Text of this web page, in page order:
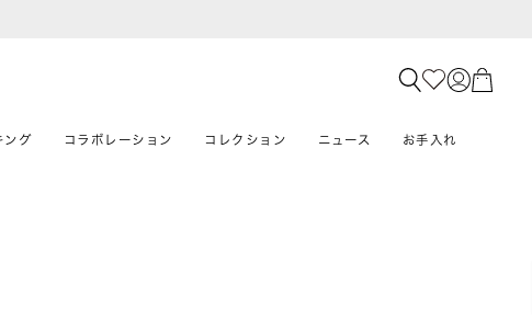
ング コラボレーション コレクション ニュース お手入れ